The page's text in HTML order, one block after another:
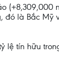
là Bắc
tín hữu